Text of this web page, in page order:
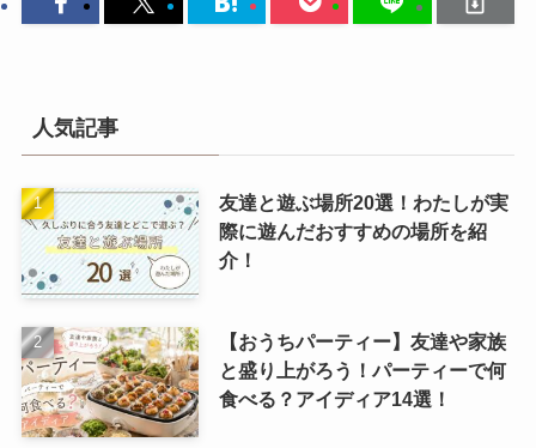
人気記事
友達と遊ぶ場所20選！わたしが実
際に遊んだおすすめの場所を紹
介！
【おうちパーティー】友達や家族
と盛り上がろう！パーティーで何
食べる？アイディア14選！